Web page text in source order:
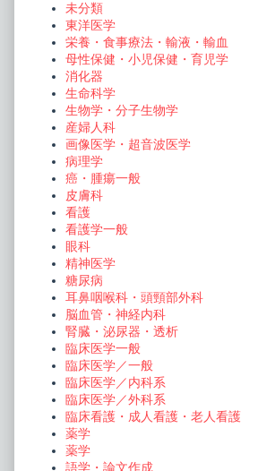
未分類
東洋医学
栄養・食事療法・輸液・輸血
母性保健・小児保健・育児学
消化器
生命科学
生物学・分子生物学
産婦人科
画像医学・超音波医学
病理学
癌・腫瘍一般
皮膚科
看護
看護学一般
眼科
精神医学
糖尿病
耳鼻咽喉科・頭頸部外科
脳血管・神経内科
腎臓・泌尿器・透析
臨床医学一般
臨床医学／一般
臨床医学／内科系
臨床医学／外科系
臨床看護・成人看護・老人看護
薬学
薬学
語学・論文作成